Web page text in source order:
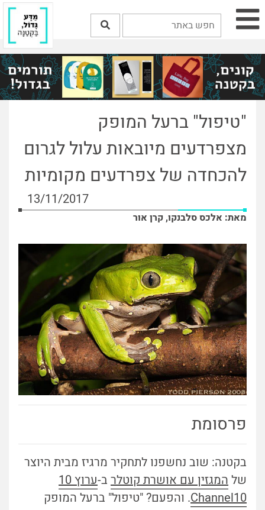
"טיפול" ברעל המופק
מצפרדעים מיובאות עלול לגרום
להכחדה של צפרדעים מקומיות
13/11/2017
מאת: אלכס סלבנקו, קרן אור
פרסומת
בקטנה: שוב נחשפנו לתחקיר מרגיז מבית היוצר
שלהמגזין עם אושרת קוטלר ב-
ערוץ 10
Channel10. והפעם? "טיפול" ברעל המופק